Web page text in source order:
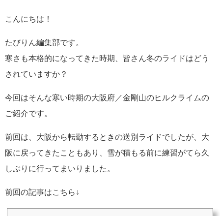
こんにちは！
たびりん編集部です。
寒さも本格的になってきた時期、皆さん冬のライドはどう
されていますか？
今回はそんな寒い時期の大阪府／金剛山のヒルクライムの
ご紹介です。
前回は、大阪から転勤するときの送別ライドでしたが、大
阪に戻ってきたこともあり、雪が積もる前に練習がてら久
しぶりに行ってまいりました。
前回の記事はこちら↓